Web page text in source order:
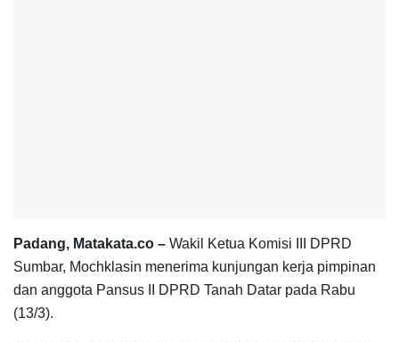
Padang, Matakata.co – Wakil Ketua Komisi III DPRD
Sumbar, Mochklasin menerima kunjungan kerja pimpinan
dan anggota Pansus II DPRD Tanah Datar pada Rabu
(13/3).